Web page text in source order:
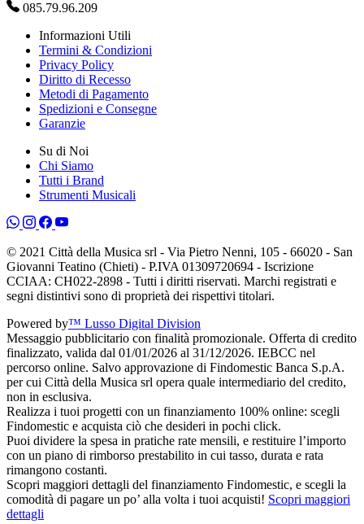
085.79.96.209
Informazioni Utili
Termini & Condizioni
Privacy Policy
Diritto di Recesso
Metodi di Pagamento
Spedizioni e Consegne
Garanzie
Su di Noi
Chi Siamo
Tutti i Brand
Strumenti Musicali
© 2021 Città della Musica srl - Via Pietro Nenni, 105 - 66020 - San
Giovanni Teatino (Chieti) - P.IVA 01309720694 - Iscrizione
CCIAA: CH022-2898 - Tutti i diritti riservati. Marchi registrati e
segni distintivi sono di proprietà dei rispettivi titolari.
Powered by™ Lusso Digital Division
Messaggio pubblicitario con finalità promozionale. Offerta di credito
finalizzato, valida dal 01/01/2026 al 31/12/2026. IEBCC nel
percorso online. Salvo approvazione di Findomestic Banca S.p.A.
per cui Città della Musica srl opera quale intermediario del credito,
non in esclusiva.
Realizza i tuoi progetti con un finanziamento 100% online: scegli
Findomestic e acquista ciò che desideri in pochi click.
Puoi dividere la spesa in pratiche rate mensili, e restituire l’importo
con un piano di rimborso prestabilito in cui tasso, durata e rata
rimangono costanti.
Scopri maggiori dettagli del finanziamento Findomestic, e scegli la
comodità di pagare un po’ alla volta i tuoi acquisti! Scopri maggiori
dettagli